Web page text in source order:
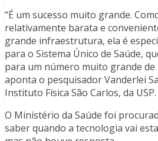
“É um sucesso muito grande.
relativamente barata e
grande infraestrutura, ela é
para o Sistema Único de Saúde,
para um número muito grande de
aponta o pesquisador Vanderlei
Instituto Física São Carlos, da USP.
O Ministério da Saúde foi
saber quando a tecnologia vai